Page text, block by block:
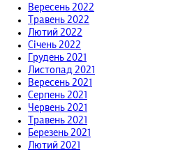
Вересень 2022
Травень 2022
Лютий 2022
Січень 2022
Грудень 2021
Листопад 2021
Вересень 2021
Серпень 2021
Червень 2021
Травень 2021
Березень 2021
Лютий 2021